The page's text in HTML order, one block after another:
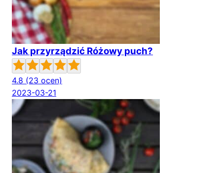
Jak przyrządzić Różowy puch?
4.8 (23 ocen)
2023-03-21